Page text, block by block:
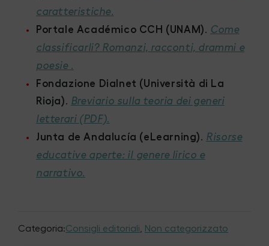
caratteristiche.
Portale Académico CCH (UNAM). Come
classificarli? Romanzi, racconti, drammi e
poesie .
Fondazione Dialnet (Università di La
Rioja). Breviario sulla teoria dei generi
letterari (PDF).
Junta de Andalucía (eLearning). Risorse
educative aperte: il genere lirico e
narrativo.
Categoria:Consigli editoriali, Non categorizzato